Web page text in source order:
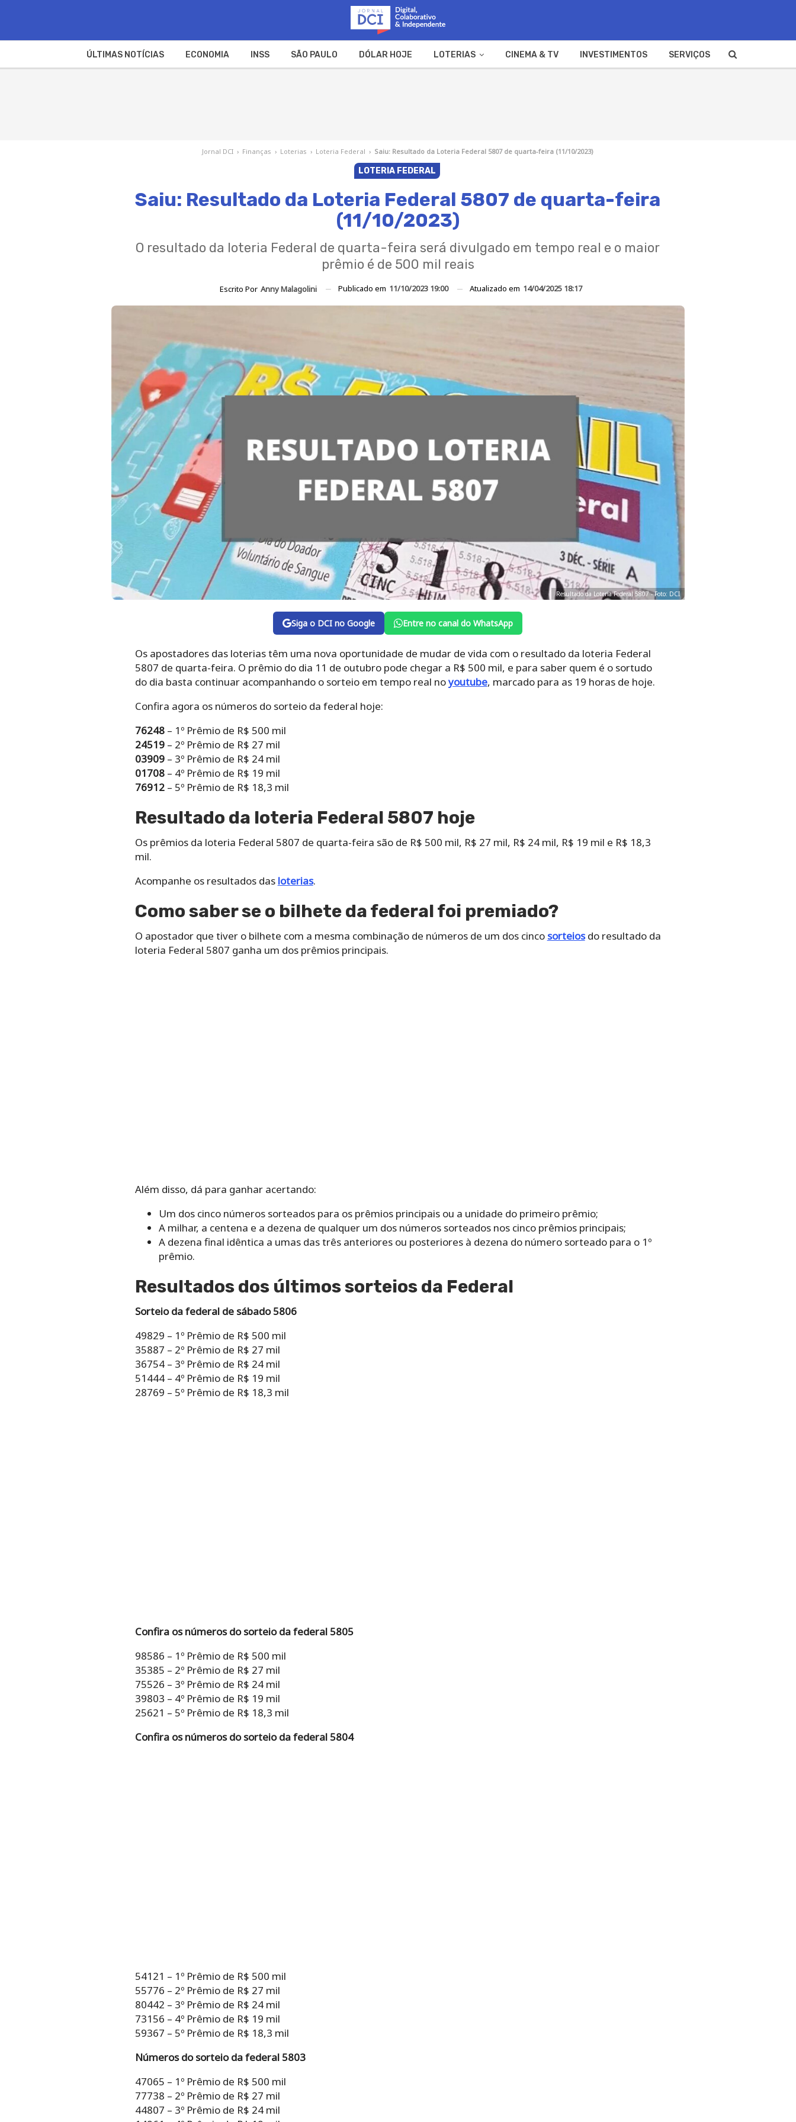
ÚLTIMAS NOTÍCIAS ECONOMIA INSS SÃO PAULO DÓLAR HOJE LOTERIAS CINEMA & TV INVESTIMENTOS SERVIÇOS
Jornal DCI › Finanças › Loterias › Loteria Federal › Saiu: Resultado da Loteria Federal 5807 de quarta-feira (11/10/2023)
LOTERIA FEDERAL
Saiu: Resultado da Loteria Federal 5807 de quarta-feira
(11/10/2023)
O resultado da loteria Federal de quarta-feira será divulgado em tempo real e o maior
prêmio é de 500 mil reais
Escrito Por Anny Malagolini Publicado em 11/10/2023 19:00 Atualizado em 14/04/2025 18:17
Resultado da Loteria Federal 5807 - Foto: DCI
Siga o DCI no Google Entre no canal do WhatsApp
Os apostadores das loterias têm uma nova oportunidade de mudar de vida com o resultado da loteria Federal
5807 de quarta-feira. O prêmio do dia 11 de outubro pode chegar a R$ 500 mil, e para saber quem é o sortudo
do dia basta continuar acompanhando o sorteio em tempo real noyoutube, marcado para as 19 horas de hoje.
Confira agora os números do sorteio da federal hoje:
76248– 1º Prêmio de R$ 500 mil
24519– 2º Prêmio de R$ 27 mil
03909– 3º Prêmio de R$ 24 mil
01708– 4º Prêmio de R$ 19 mil
76912– 5º Prêmio de R$ 18,3 mil
Resultado da loteria Federal 5807 hoje
Os prêmios da loteria Federal 5807 de quarta-feira são de R$ 500 mil, R$ 27 mil, R$ 24 mil, R$ 19 mil e R$ 18,3
mil.
Acompanhe os resultados das loterias.
Como saber se o bilhete da federal foi premiado?
O apostador que tiver o bilhete com a mesma combinação de números de um dos cinco sorteiosdo resultado da
loteria Federal 5807 ganha um dos prêmios principais.
Além disso, dá para ganhar acertando:
Um dos cinco números sorteados para os prêmios principais ou a unidade do primeiro prêmio;
A milhar, a centena e a dezena de qualquer um dos números sorteados nos cinco prêmios principais;
A dezena final idêntica a umas das três anteriores ou posteriores à dezena do número sorteado para o 1º
prêmio.
Resultados dos últimos sorteios da Federal
Sorteio da federal de sábado 5806
49829 – 1º Prêmio de R$ 500 mil
35887 – 2º Prêmio de R$ 27 mil
36754 – 3º Prêmio de R$ 24 mil
51444 – 4º Prêmio de R$ 19 mil
28769 – 5º Prêmio de R$ 18,3 mil
Confira os números do sorteio da federal 5805
98586 – 1º Prêmio de R$ 500 mil
35385 – 2º Prêmio de R$ 27 mil
75526 – 3º Prêmio de R$ 24 mil
39803 – 4º Prêmio de R$ 19 mil
25621 – 5º Prêmio de R$ 18,3 mil
Confira os números do sorteio da federal 5804
54121 – 1º Prêmio de R$ 500 mil
55776 – 2º Prêmio de R$ 27 mil
80442 – 3º Prêmio de R$ 24 mil
73156 – 4º Prêmio de R$ 19 mil
59367 – 5º Prêmio de R$ 18,3 mil
Números do sorteio da federal 5803
47065 – 1º Prêmio de R$ 500 mil
77738 – 2º Prêmio de R$ 27 mil
44807 – 3º Prêmio de R$ 24 mil